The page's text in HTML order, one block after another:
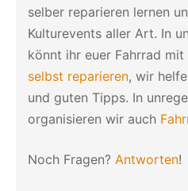
selber reparieren lernen
Kulturevents aller Art. In
könnt ihr euer Fahrrad
selbst reparieren, wir
und guten Tipps. In
organisieren wir auch
Noch Fragen? Antworten!